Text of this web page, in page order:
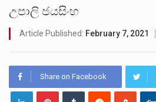
උපාලි ජයසිංහ
Article Published: February 7, 2021
Share on Facebook